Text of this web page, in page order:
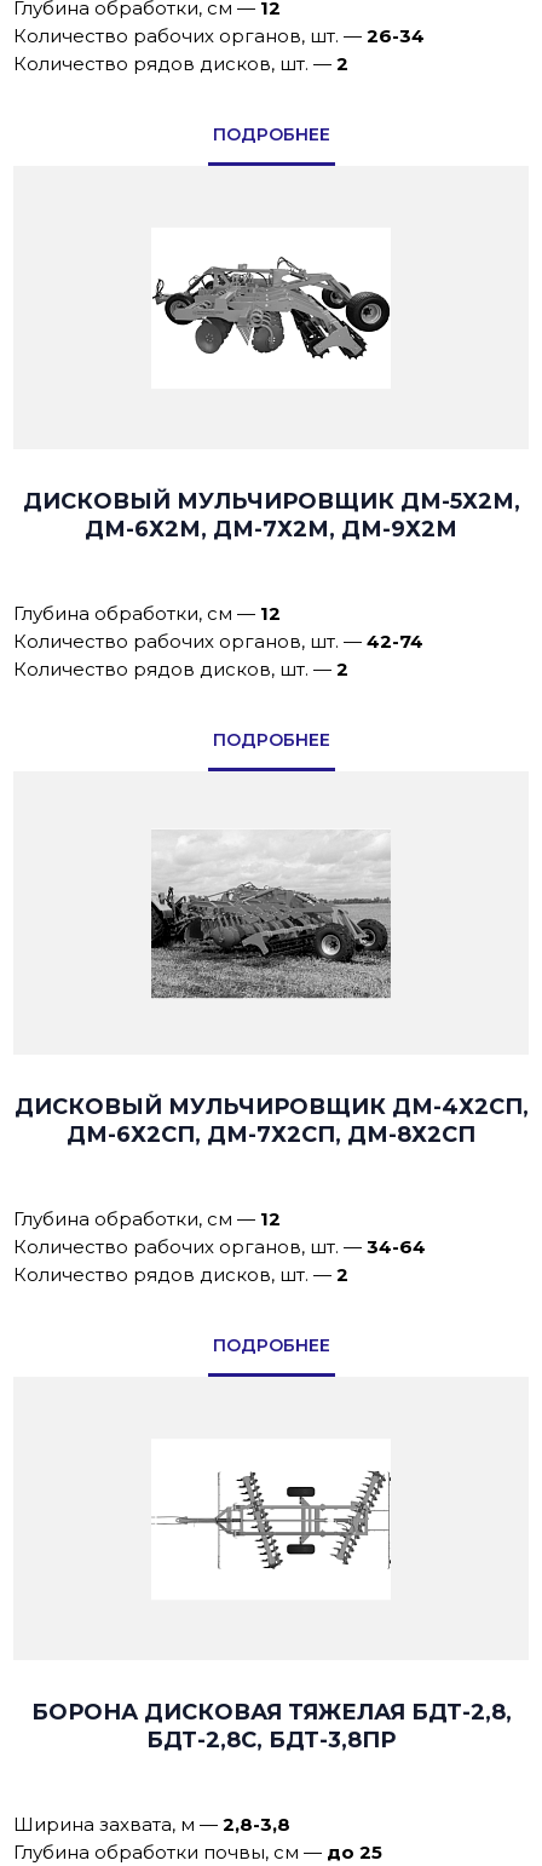
Глубина обработки, см — 12
Количество рабочих органов, шт. —26-34
Количество рядов дисков, шт.—2
ПОДРОБНЕЕ
ДИСКОВЫЙ МУЛЬЧИРОВЩИК ДМ-5Х2М,
ДМ-6Х2М, ДМ-7Х2М, ДМ-9Х2М
Глубина обработки, см — 12
Количество рабочих органов, шт. —42-74
Количество рядов дисков, шт.—2
ПОДРОБНЕЕ
ДИСКОВЫЙ МУЛЬЧИРОВЩИК ДМ-4Х2СП,
ДМ-6Х2СП, ДМ-7Х2СП, ДМ-8Х2СП
Глубина обработки, см — 12
Количество рабочих органов, шт. —34-64
Количество рядов дисков, шт. —2
ПОДРОБНЕЕ
БОРОНА ДИСКОВАЯ ТЯЖЕЛАЯ БДТ-2,8,
БДТ-2,8С, БДТ-3,8ПР
Ширина захвата, м —2,8-3,8
Глубина обработки почвы, см — до 25